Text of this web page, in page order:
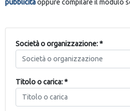
pubblicitàoppure compilare il modulo
Società o organizzazione: *
Titolo o carica: *